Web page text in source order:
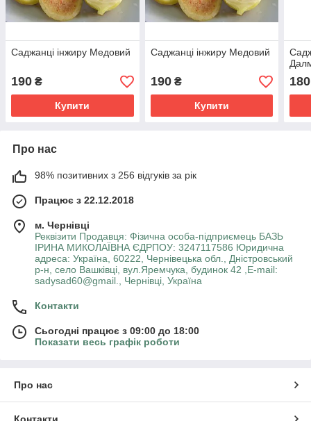
Саджанці інжиру Медовий
190 ₴
Купити
Саджанці інжиру Медовий
190₴
Купити
180
Про нас
98% позитивних з 256 відгуків за рік
Працює з 22.12.2018
м. Чернівці
Реквізити Продавця: Фізична особа-підприємець БАЗЬ
ІРИНА МИКОЛАЇВНА ЄДРПОУ: 3247117586 Юридична
адреса: Україна, 60222, Чернівецька обл., Дністровський
р-н, село Вашківці, вул.Яремчука, будинок 42 ,E-mail:
sadysad60@gmail., Чернівці, Україна
Контакти
Сьогодні працює з 09:00 до 18:00
Показати весь графік роботи
Про нас